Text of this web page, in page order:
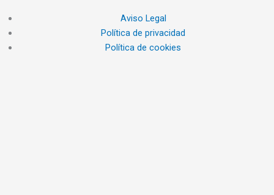
Aviso Legal
Política de privacidad
Política de cookies